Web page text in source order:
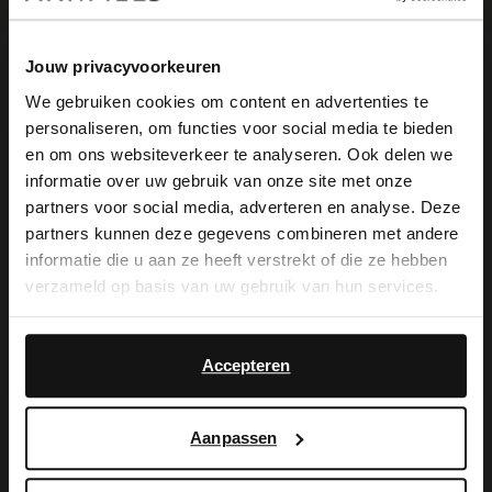
Jouw privacyvoorkeuren
We gebruiken cookies om content en advertenties te
personaliseren, om functies voor social media te bieden
en om ons websiteverkeer te analyseren. Ook delen we
informatie over uw gebruik van onze site met onze
partners voor social media, adverteren en analyse. Deze
partners kunnen deze gegevens combineren met andere
informatie die u aan ze heeft verstrekt of die ze hebben
verzameld op basis van uw gebruik van hun services.
Accepteren
Aanpassen
Bruine suède slippers van Manfield met
een platte hak van 1 cm en brede band
die over de voorvoet loopt.
Alles over dit product
×
View this website in English?
It looks like your language isn't Dutch. Would
you like to switch to English?
English